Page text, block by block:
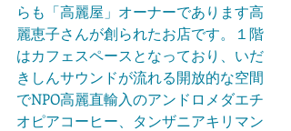
らも「高麗屋」オーナーであります高
麗恵子さんが創られたお店です。１階
はカフェスペースとなっており、いだ
きしんサウンドが流れる開放的な空間
でNPO高麗直輸入のアンドロメダエチ
オピアコーヒー、タンザニアキリマン